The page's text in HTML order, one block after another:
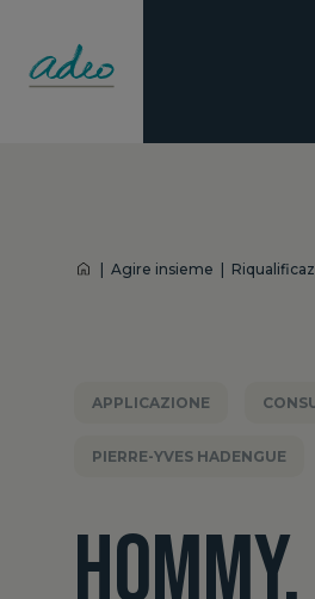
Agire insieme
APPLICAZIONE
PIERRE-YVES HADENGUE